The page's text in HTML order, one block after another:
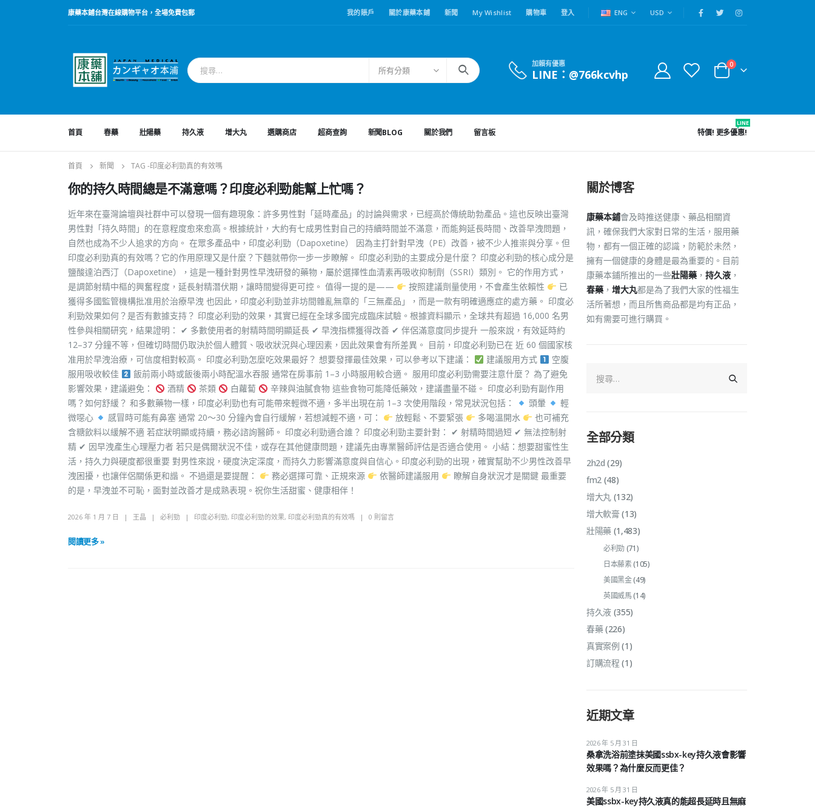
康藥本鋪台灣在線購物平台，全場免費包郵 我的賬戶 關於康藥本鋪 新聞 My Wishlist 購物車 登入 ENG USD
所有分類
加賴有優惠
LINE：@766kcvhp
0
首頁 春藥 壯陽藥 持久液 增大丸 選購商店 超商查詢 新聞BLOG 關於我們 留言板 特價! 更多優惠!
LINE
首頁 新聞 TAG -印度必利勁真的有效嗎
你的持久時間總是不滿意嗎？印度必利勁能幫上忙嗎？
近年來在臺灣論壇與社群中可以發現一個有趣現象：許多男性對「延時產品」的討論與需求，已經高於傳統助勃產品。這也反映出臺灣
男性對「持久時間」的在意程度愈來愈高。根據統計，大約有七成男性對自己的持續時間並不滿意，而能夠延長時間、改善早洩問題，
自然也成為不少人追求的方向。 在眾多產品中，印度必利勁（Dapoxetine） 因為主打針對早洩（PE）改善，被不少人推崇與分享。但
印度必利勁真的有效嗎？它的作用原理又是什麼？下麵就帶你一步一步瞭解。 印度必利勁的主要成分是什麼？ 印度必利勁的核心成分是
鹽酸達泊西汀（Dapoxetine），這是一種針對男性早洩研發的藥物，屬於選擇性血清素再吸收抑制劑（SSRI）類別。 它的作用方式，
是調節射精中樞的興奮程度，延長射精潛伏期，讓時間變得更可控。 值得一提的是——
按照建議劑量使用，不會產生依賴性
已
獲得多國監管機構批准用於治療早洩 也因此，印度必利勁並非坊間雜亂無章的「三無產品」，而是一款有明確適應症的處方藥。 印度必
利勁效果如何？是否有數據支持？ 印度必利勁的效果，其實已經在全球多國完成臨床試驗。根據資料顯示，全球共有超過 16,000 名男
性參與相關研究，結果證明： ✔ 多數使用者的射精時間明顯延長 ✔ 早洩指標獲得改善 ✔ 伴侶滿意度同步提升 一般來說，有效延時約
12–37 分鐘不等，但確切時間仍取決於個人體質、吸收狀況與心理因素，因此效果會有所差異。 目前，印度必利勁已在 近 60 個國家核
准用於早洩治療，可信度相對較高。 印度必利勁怎麼吃效果最好？ 想要發揮最佳效果，可以參考以下建議：
建議服用方式
空腹
服用吸收較佳
飯前兩小時或飯後兩小時配溫水吞服 通常在房事前 1–3 小時服用較合適。 服用印度必利勁需要注意什麼？ 為了避免
影響效果，建議避免：
酒精 茶類 白蘿蔔
辛辣與油膩食物 這些食物可能降低藥效，建議盡量不碰。 印度必利勁有副作用
嗎？如何舒緩？ 和多數藥物一樣，印度必利勁也有可能帶來輕微不適，多半出現在前 1–3 次使用階段，常見狀況包括：
頭暈
輕
微噁心
感冒時可能有鼻塞 通常 20〜30 分鐘內會自行緩解，若想減輕不適，可： 放輕鬆、不要緊張 多喝溫開水
也可補充
含糖飲料以緩解不適 若症狀明顯或持續，務必諮詢醫師。 印度必利勁適合誰？ 印度必利勁主要針對： ✔ 射精時間過短 ✔ 無法控制射
精 ✔ 因早洩產生心理壓力者 若只是偶爾狀況不佳，或存在其他健康問題，建議先由專業醫師評估是否適合使用。 小結：想要甜蜜性生
活，持久力與硬度都很重要 對男性來說，硬度決定深度，而持久力影響滿意度與自信心。印度必利勁的出現，確實幫助不少男性改善早
洩困擾，也讓伴侶關係更和諧。 不過還是要提醒：
務必選擇可靠、正規來源 依醫師建議服用
瞭解自身狀況才是關鍵 最重要
的是，早洩並不可恥，面對並改善才是成熟表現。祝你生活甜蜜、健康相伴！
2026 年 1 月 7 日 王晶 必利勁 印度必利勁, 印度必利勁的效果, 印度必利勁真的有效嗎 0 則留言
閱讀更多 »
關於博客
康藥本鋪會及時推送健康、藥品相關資
訊，確保我們大家對日常的生活，服用藥
物，都有一個正確的認識，防範於未然，
擁有一個健康的身體是最為重要的。目前
康藥本鋪所推出的一些壯陽藥 ， 持久液 ，
春藥 ， 增大丸都是為了我們大家的性福生
活所著想，而且所售商品都是均有正品，
如有需要可進行購買。
全部分類
2h2d (29)
fm2(48)
增大丸(132)
增大軟膏 (13)
壯陽藥(1,483)
必利勁(71)
日本藤素(105)
美國黑金(49)
英國威馬(14)
持久液(355)
春藥(226)
真實案例 (1)
訂購流程 (1)
近期文章
桑拿洗浴前塗抹美國ssbx-key持久液會影響
效果嗎？為什麼反而更佳？
2026 年 5 月 31 日
美國ssbx-key持久液真的能超長延時且無麻
2026 年 5 月 31 日